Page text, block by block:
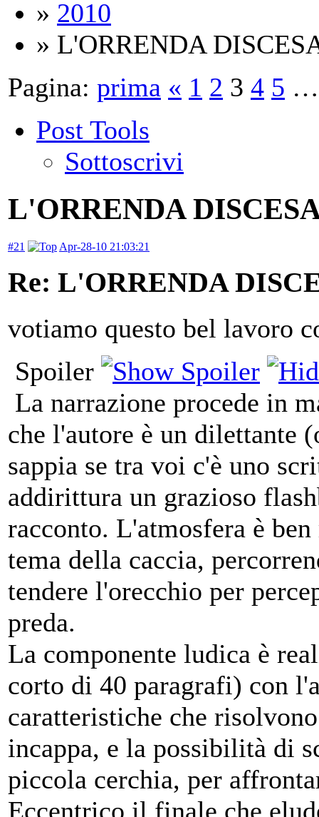
» 2010
» L'ORRENDA
Pagina: prima « 1 2 3 4 5 …
Post Tools
Sottoscrivi
L'ORRENDA
#21 Apr-28-10 21:03:21
Re: L'ORRENDA
votiamo questo bel lavoro
Spoiler
La narrazione procede in
che l'autore è un dilettante
sappia se tra voi c'è uno
addirittura un grazioso
racconto. L'atmosfera è
tema della caccia,
tendere l'orecchio per
preda.
La componente ludica è
corto di 40 paragrafi) con
caratteristiche che
incappa, e la possibilità di
piccola cerchia, per
Eccentrico il finale che